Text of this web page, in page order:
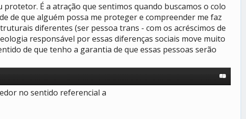
É a atração que sentimos quando buscamos o colo
de que alguém possa me proteger e compreender me faz
diferentes (ser pessoa trans - com os acréscimos de
responsável por essas diferenças sociais move muito
de que tenho a garantia de que essas pessoas serão
no sentido referencial a